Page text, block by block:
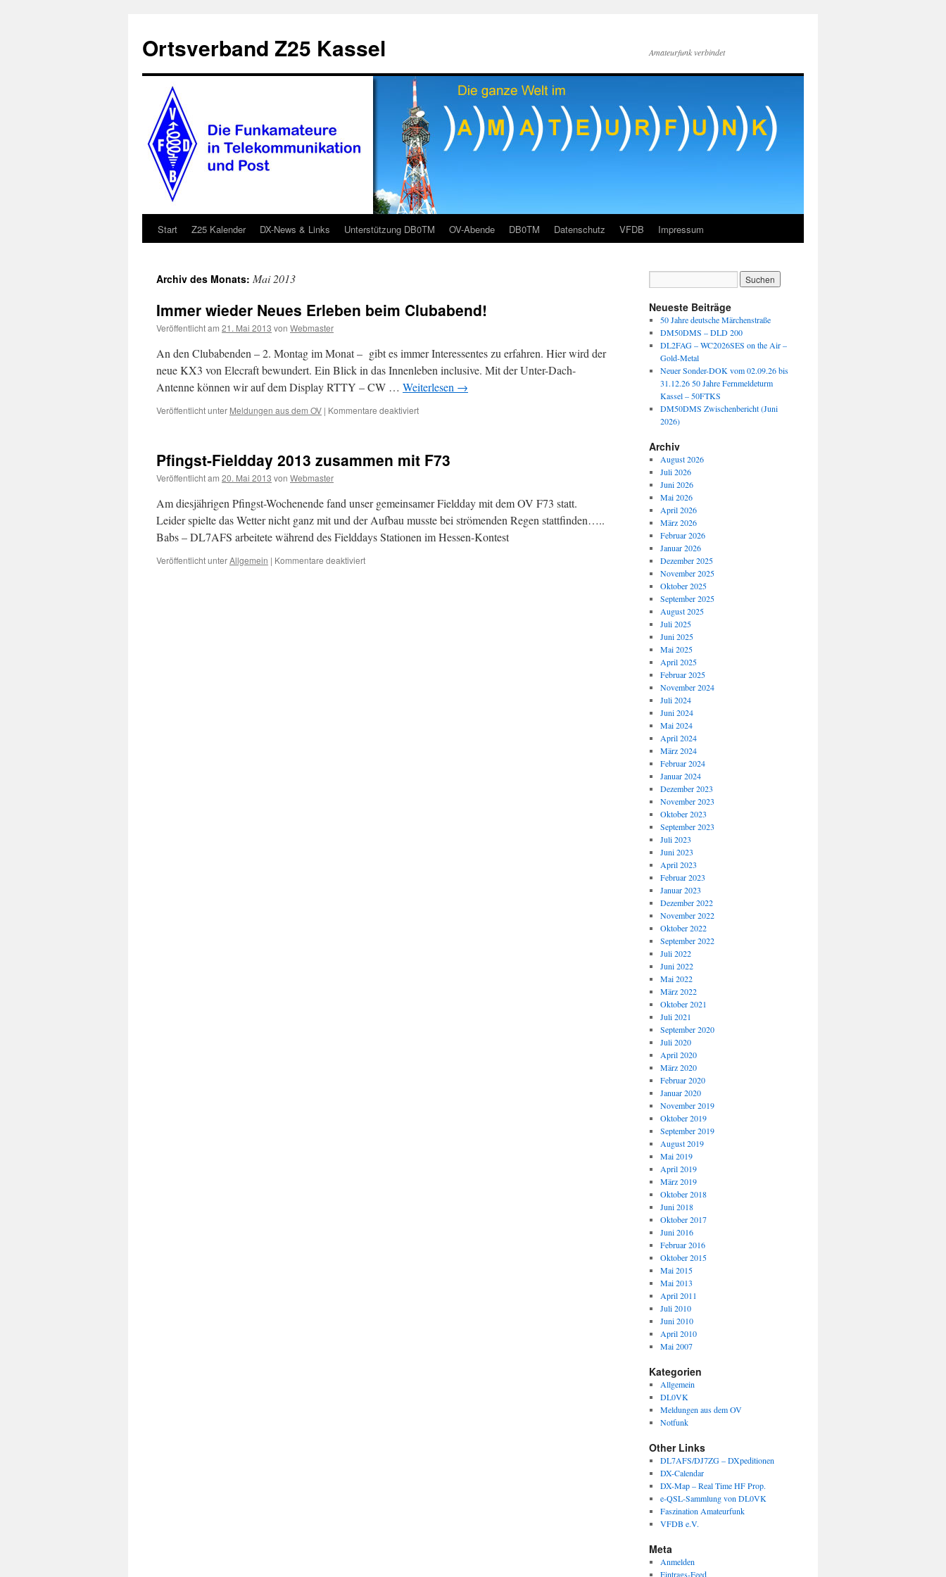
springen
Ortsverband Z25 Kassel Amateurfunk verbindet
Start Z25 Kalender DX-News & Links Unterstützung DB0TM OV-Abende DB0TM Datenschutz VFDB Impressum
Archiv des Monats: Mai 2013
Immer wieder Neues Erleben beim Clubabend!
Veröffentlicht am 21. Mai 2013 von Webmaster
An den Clubabenden – 2. Montag im Monat – gibt es immer Interessentes zu erfahren. Hier wird der
neue KX3 von Elecraft bewundert. Ein Blick in das Innenleben inclusive. Mit der Unter-Dach-
Antenne können wir auf dem Display RTTY – CW … Weiterlesen →
Veröffentlicht unter Meldungen aus dem OV | Kommentare deaktiviertfür
Erleben
Pfingst-Fieldday 2013 zusammen mit F73
Veröffentlicht am 20. Mai 2013 von Webmaster
Am diesjährigen Pfingst-Wochenende fand unser gemeinsamer Fieldday mit dem OV F73 statt.
Leider spielte das Wetter nicht ganz mit und der Aufbau musste bei strömenden Regen stattfinden…..
Babs – DL7AFS arbeitete während des Fielddays Stationen im Hessen-Kontest
Veröffentlicht unterAllgemein | Kommentare deaktiviertfür
Neueste Beiträge
50 Jahre deutsche Märchenstraße
DM50DMS – DLD 200
DL2FAG – WC2026SES on the Air –
Gold-Metal
Neuer Sonder-DOK vom 02.09.26 bis
31.12.26 50 Jahre Fernmeldeturm
Kassel – 50FTKS
DM50DMS Zwischenbericht (Juni
2026)
Archiv
August 2026
Juli 2026
Juni 2026
Mai 2026
April 2026
März 2026
Februar 2026
Januar 2026
Dezember 2025
November 2025
Oktober 2025
September 2025
August 2025
Juli 2025
Juni 2025
Mai 2025
April 2025
Februar 2025
November 2024
Juli 2024
Juni 2024
Mai 2024
April 2024
März 2024
Februar 2024
Januar 2024
Dezember 2023
November 2023
Oktober 2023
September 2023
Juli 2023
Juni 2023
April 2023
Februar 2023
Januar 2023
Dezember 2022
November 2022
Oktober 2022
September 2022
Juli 2022
Juni 2022
Mai 2022
März 2022
Oktober 2021
Juli 2021
September 2020
Juli 2020
April 2020
März 2020
Februar 2020
Januar 2020
November 2019
Oktober 2019
September 2019
August 2019
Mai 2019
April 2019
März 2019
Oktober 2018
Juni 2018
Oktober 2017
Juni 2016
Februar 2016
Oktober 2015
Mai 2015
Mai 2013
April 2011
Juli 2010
Juni 2010
April 2010
Mai 2007
Kategorien
Allgemein
DL0VK
Meldungen aus dem OV
Notfunk
Other Links
DL7AFS/DJ7ZG – DXpeditionen
DX-Calendar
DX-Map – Real Time HF Prop.
e-QSL-Sammlung von DL0VK
Faszination Amateurfunk
VFDB e.V.
Meta
Anmelden
Eintrags-Feed